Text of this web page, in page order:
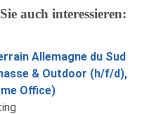
auch interessieren:
Allemagne du Sud
& Outdoor (h/f/d),
Office)